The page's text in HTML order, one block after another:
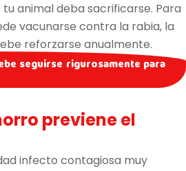
animal deba sacrificarse. Para
vacunarse contra la rabia, la
reforzarse anualmente.
seguirse rigurosamente para
previene el
infecto contagiosa muy